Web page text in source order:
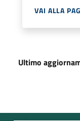
VAI ALLA
Ultimo